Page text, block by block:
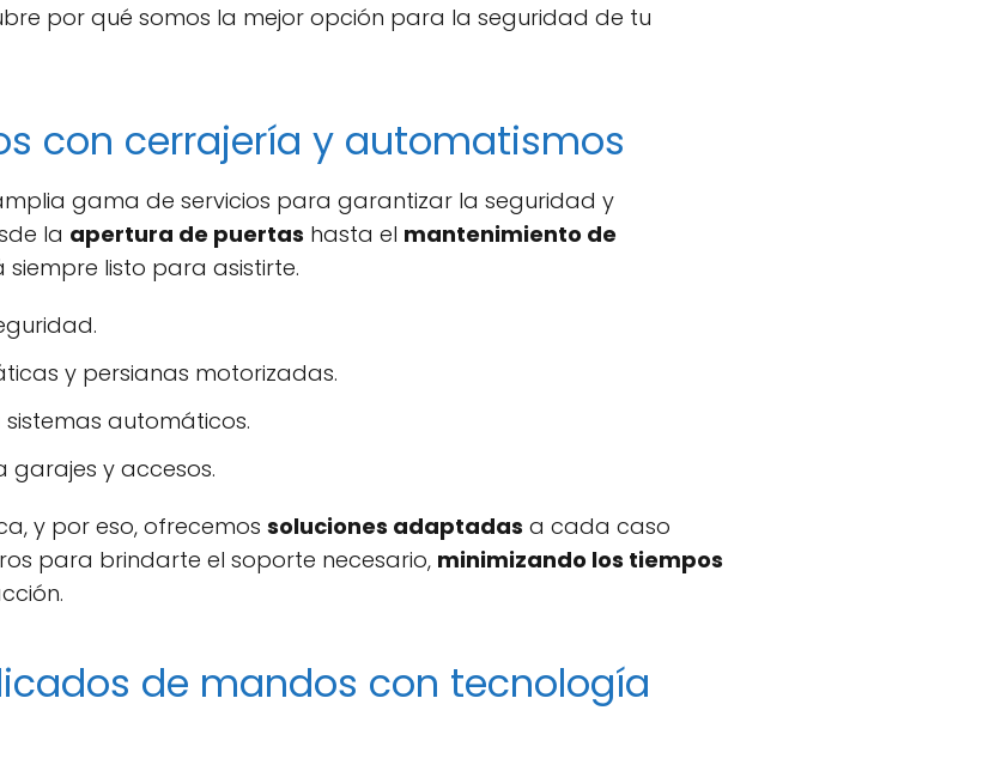
por qué somos la mejor opción para la seguridad de tu
con cerrajería y automatismos
amplia gama de servicios para garantizar la seguridad y
la apertura de puertas hasta el mantenimiento de
siempre listo para asistirte.
y persianas motorizadas.
automáticos.
garajes y accesos.
y por eso, ofrecemos soluciones adaptadas a cada caso
para brindarte el soporte necesario, minimizando los tiempos
de mandos con tecnología